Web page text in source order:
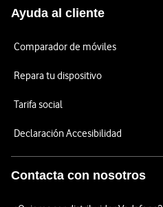
Ayuda al cliente
Comparador de móviles
Repara tu dispositivo
Tarifa social
Declaración Accesibilidad
Contacta con nosotros